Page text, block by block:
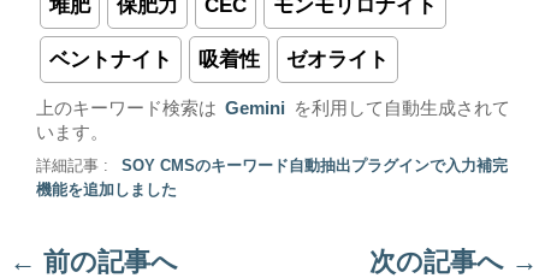
堆肥 保肥力 CEC モンモリロナイト
ベントナイト 吸着性 ゼオライト
上のキーワード検索は Gemini
を利用して自動生成されて
います。
詳細記事 :
SOY CMSのキーワード自動抽出プラグインで入力補完
機能を追加しました
← 前の記事へ 次の記事へ →